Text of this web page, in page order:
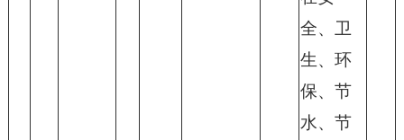
全、卫
生、环
保、节
水、节